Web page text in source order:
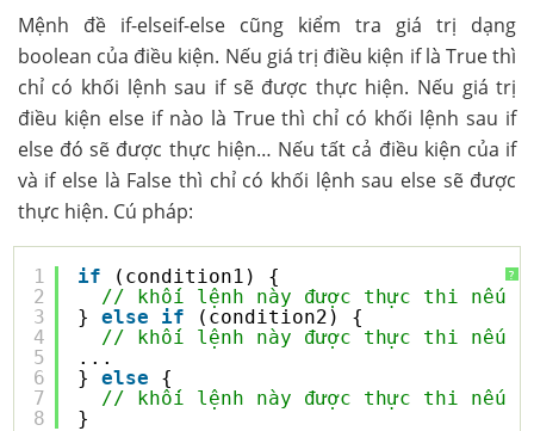
Mệnh đề if-elseif-else cũng kiểm tra giá trị dạng
boolean của điều kiện. Nếu giá trị điều kiện if là True thì
chỉ có khối lệnh sau if sẽ được thực hiện. Nếu giá trị
điều kiện else if nào là True thì chỉ có khối lệnh sau if
else đó sẽ được thực hiện… Nếu tất cả điều kiện của if
và if else là False thì chỉ có khối lệnh sau else sẽ được
thực hiện. Cú pháp:
?
1
2
3
4
5
6
7
8
if
(condition1) {
// khối lệnh này được thực thi nếu
} else if
(condition2) {
// khối lệnh này được thực thi nếu
...
} else
{
// khối lệnh này được thực thi nếu
}